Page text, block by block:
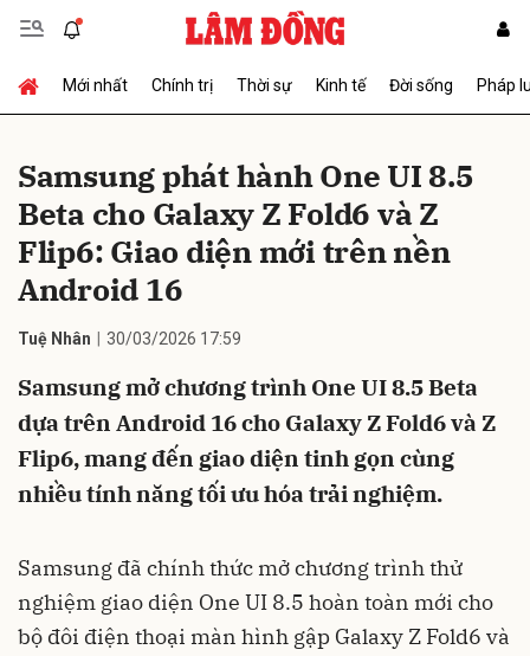
Mới nhất Chính trị Thời sự Kinh tế Đời sống Pháp
Samsung phát hành One UI 8.5
Beta cho Galaxy Z Fold6 và Z
Flip6: Giao diện mới trên nền
Android 16
Tuệ Nhân 30/03/2026 17:59
Samsung mở chương trình One UI 8.5 Beta
dựa trên Android 16 cho Galaxy Z Fold6 và Z
Flip6, mang đến giao diện tinh gọn cùng
nhiều tính năng tối ưu hóa trải nghiệm.
Samsung đã chính thức mở chương trình thử
nghiệm giao diện One UI 8.5 hoàn toàn mới cho
bộ đôi điện thoại màn hình gập Galaxy Z Fold6 và
Gửi bình luận